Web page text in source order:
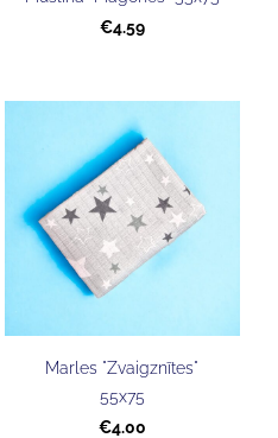
€4.59
Marles "Zvaigznītes"
55x75
€4.00